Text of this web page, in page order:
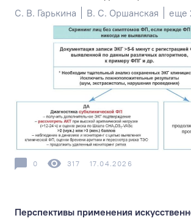
С. В. Гарькина
В. С. Оршанская еще
0 317 17.04.2026
Перспективы применения